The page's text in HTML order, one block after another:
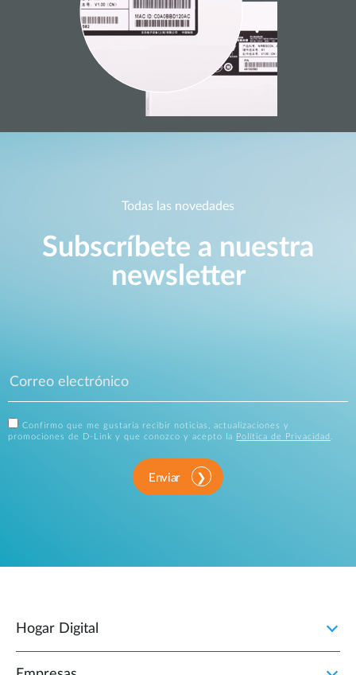
Todas las novedades
Subscríbete a nuestra
newsletter
Confirmo que me gustaría recibir noticias, actualizaciones y
promociones de D-Link y que conozco y acepto la
Política de Privacidad .
Enviar
Hogar Digital